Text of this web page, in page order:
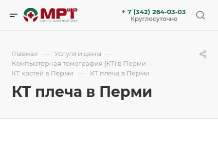
+ 7 (342) 264-03-03
Круглосуточно
Главная — Услуги и цены —
Компьютерная томография (КТ) в Перми —
КТ костей в Перми — КТ плеча в Перми
КТ плеча в Перми